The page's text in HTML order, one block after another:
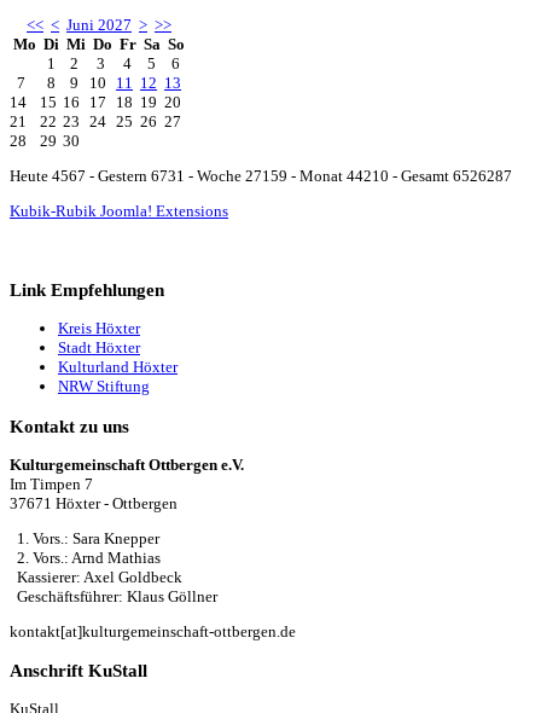
<< < Juni 2027 > >>
Mo Di Mi Do Fr Sa So
1
2 3 4 5
6
7
8 9 10 11 12 13
14
15 16 17 18 19 20
21
22 23 24 25 26 27
28
29 30
Heute 4567 - Gestern 6731 - Woche 27159 - Monat 44210 - Gesamt 6526287
Kubik-Rubik Joomla! Extensions
Link Empfehlungen
Kreis Höxter
Stadt Höxter
Kulturland Höxter
NRW Stiftung
Kontakt zu uns
Kulturgemeinschaft Ottbergen e.V.
Im Timpen 7
37671 Höxter - Ottbergen
1. Vors.: Sara Knepper
2. Vors.: Arnd Mathias
Kassierer: Axel Goldbeck
Geschäftsführer: Klaus Göllner
kontakt[at]kulturgemeinschaft-ottbergen.de
Anschrift KuStall
KuStall